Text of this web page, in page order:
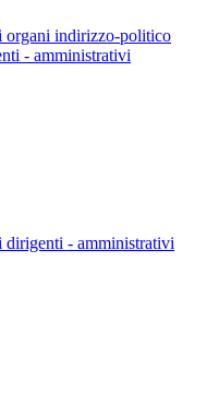
organi indirizzo-politico
- amministrativi
dirigenti - amministrativi